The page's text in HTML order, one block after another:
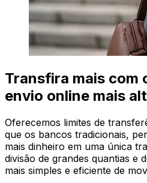
Transfira mais com
envio online mais
Oferecemos limites de
que os bancos tradicionais,
mais dinheiro em uma única
divisão de grandes quantias e
mais simples e eficiente de